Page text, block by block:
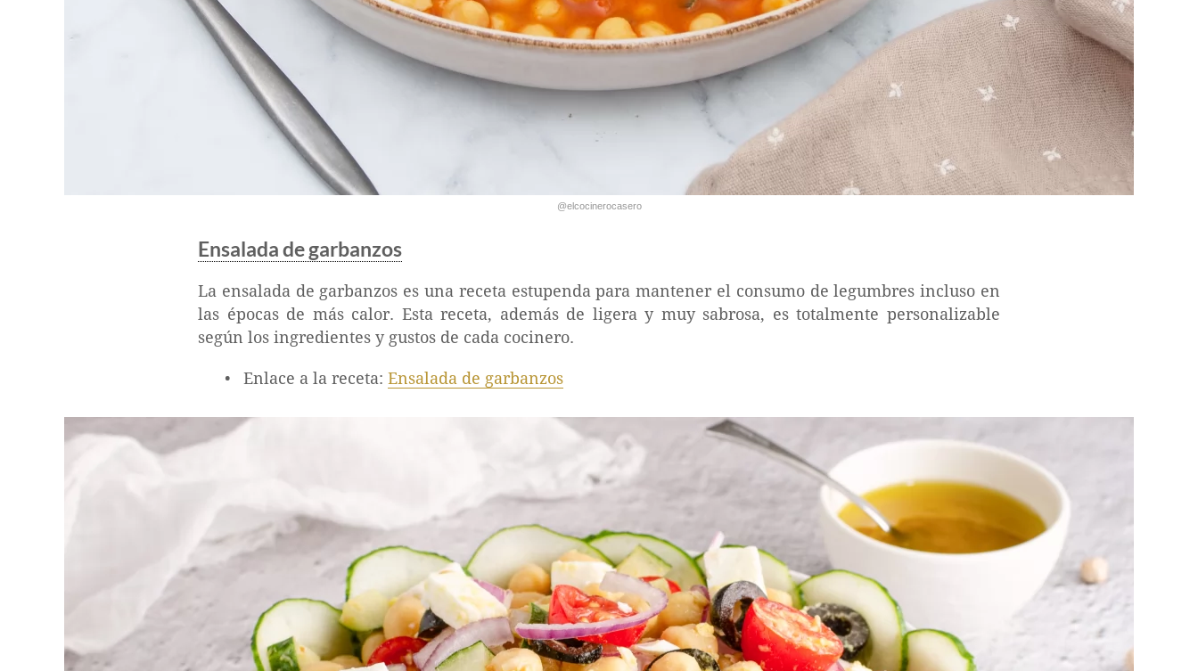
@elcocinerocasero
Ensalada de garbanzos
La ensalada de garbanzos es una receta estupenda para mantener el consumo de legumbres incluso en
las épocas de más calor. Esta receta, además de ligera y muy sabrosa, es totalmente personalizable
según los ingredientes y gustos de cada cocinero.
Enlace a la receta: Ensalada de garbanzos